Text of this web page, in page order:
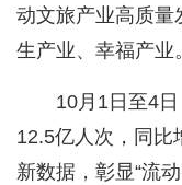
动文旅产业高质量
生产业、幸福产业
10月1日至4
12.5亿人次，同
新数据，彰显“流